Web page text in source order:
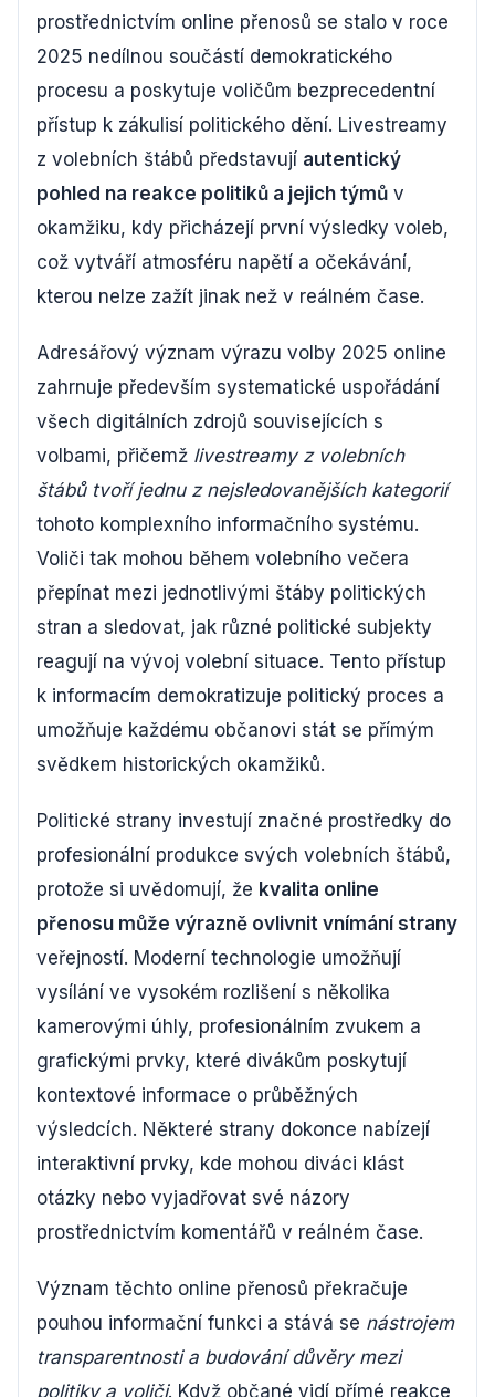
prostřednictvím online přenosů se stalo v roce
2025 nedílnou součástí demokratického
procesu a poskytuje voličům bezprecedentní
přístup k zákulisí politického dění. Livestreamy
z volebních štábů představují autentický
pohled na reakce politiků a jejich týmů v
okamžiku, kdy přicházejí první výsledky voleb,
což vytváří atmosféru napětí a očekávání,
kterou nelze zažít jinak než v reálném čase.
Adresářový význam výrazu volby 2025 online
zahrnuje především systematické uspořádání
všech digitálních zdrojů souvisejících s
volbami, přičemž livestreamy z volebních
štábů tvoří jednu z nejsledovanějších kategorií
tohoto komplexního informačního systému.
Voliči tak mohou během volebního večera
přepínat mezi jednotlivými štáby politických
stran a sledovat, jak různé politické subjekty
reagují na vývoj volební situace. Tento přístup
k informacím demokratizuje politický proces a
umožňuje každému občanovi stát se přímým
svědkem historických okamžiků.
Politické strany investují značné prostředky do
profesionální produkce svých volebních štábů,
protože si uvědomují, že kvalita online
přenosu může výrazně ovlivnit vnímání strany
veřejností. Moderní technologie umožňují
vysílání ve vysokém rozlišení s několika
kamerovými úhly, profesionálním zvukem a
grafickými prvky, které divákům poskytují
kontextové informace o průběžných
výsledcích. Některé strany dokonce nabízejí
interaktivní prvky, kde mohou diváci klást
otázky nebo vyjadřovat své názory
prostřednictvím komentářů v reálném čase.
Význam těchto online přenosů překračuje
pouhou informační funkci a stává se nástrojem
transparentnosti a budování důvěry mezi
politiky a voliči. Když občané vidí přímé reakce